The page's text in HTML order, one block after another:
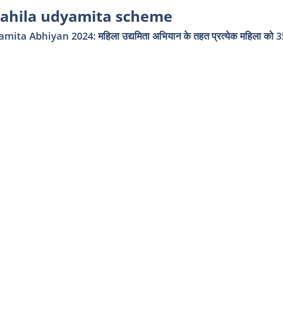
udyamita scheme
Abhiyan 2024: महिला उद्यमिता अभियान के तहत प्रत्येक महिला को